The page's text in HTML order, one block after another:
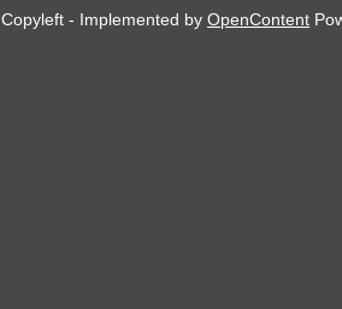
Copyleft - Implemented byOpenContent